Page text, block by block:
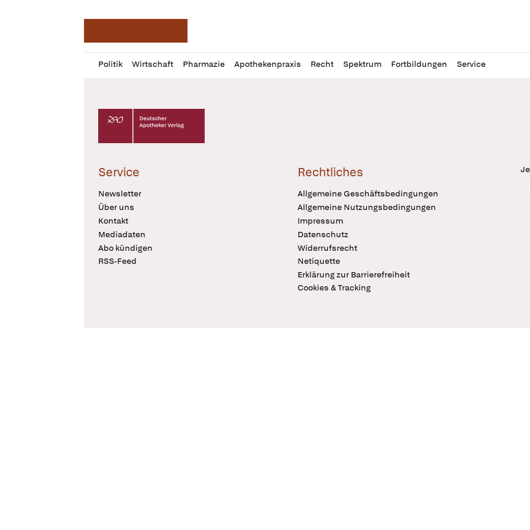
Politik Wirtschaft Pharmazie Apothekenpraxis Recht Spektrum Fortbildungen Service
Profil
öffnen
Daz
Pur
Deutscher Apotheker Verlag Logo
Service
Newsletter
Über uns
Kontakt
Mediadaten
Abo kündigen
RSS-Feed
Rechtliches
Allgemeine Geschäftsbedingungen
Allgemeine Nutzungsbedingungen
Impressum
Datenschutz
Widerrufsrecht
Netiquette
Erklärung zur Barrierefreiheit
Cookies & Tracking